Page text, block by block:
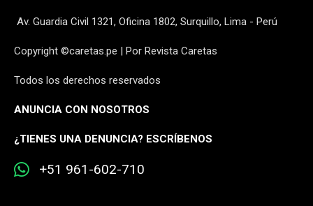
Av. Guardia Civil 1321, Oficina 1802, Surquillo, Lima - Perú
Copyright ©caretas.pe | Por Revista Caretas
Todos los derechos reservados
ANUNCIA CON NOSOTROS
¿TIENES UNA DENUNCIA? ESCRÍBENOS
+51 961-602-710